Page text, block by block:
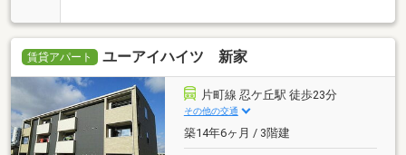
賃貸アパート ユーアイハイツ 新家
片町線 忍ケ丘駅 徒歩23分
その他の交通
築14年6ヶ月 / 3階建